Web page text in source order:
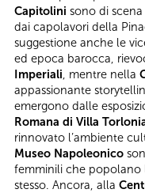
Capitolini sono di
dai capolavori della
suggestione anche le
ed epoca barocca,
Imperiali, mentre nella
appassionante
emergono dalle
Romana di Villa
rinnovato l’ambiente
Museo Napoleonico
femminili che popolano
stesso. Ancora, alla